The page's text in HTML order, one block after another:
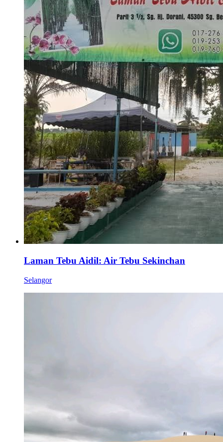
Laman Tebu Aidil: Air Tebu Sekinchan
Selangor